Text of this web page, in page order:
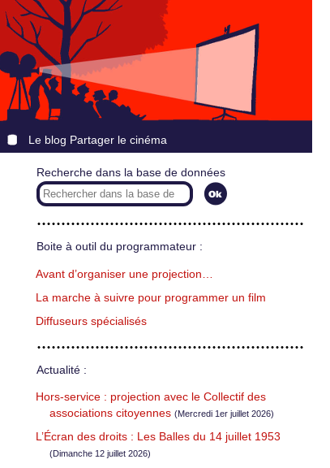
Le blog Partager le cinéma
Recherche dans la base de données
Boite à outil du programmateur :
Avant d’organiser une projection…
La marche à suivre pour programmer un film
Diffuseurs spécialisés
Actualité :
Hors-service : projection avec le Collectif des
associations citoyennes (Mercredi 1er juillet 2026)
L’Écran des droits : Les Balles du 14 juillet 1953
(Dimanche 12 juillet 2026)